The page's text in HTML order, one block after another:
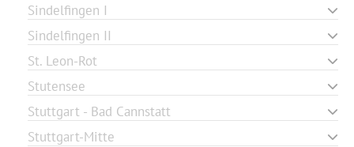
Sindelfingen I
Sindelfingen II
St. Leon-Rot
Stutensee
Stuttgart - Bad Cannstatt
Stuttgart-Mitte